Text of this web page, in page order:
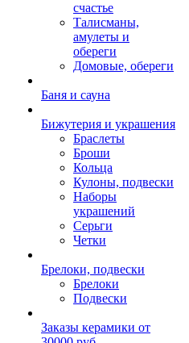
счастье
Талисманы,
амулеты и
обереги
Домовые, обереги
Баня и сауна
Бижутерия и украшения
Браслеты
Броши
Кольца
Кулоны, подвески
Наборы
украшений
Серьги
Четки
Брелоки, подвески
Брелоки
Подвески
Заказы керамики от